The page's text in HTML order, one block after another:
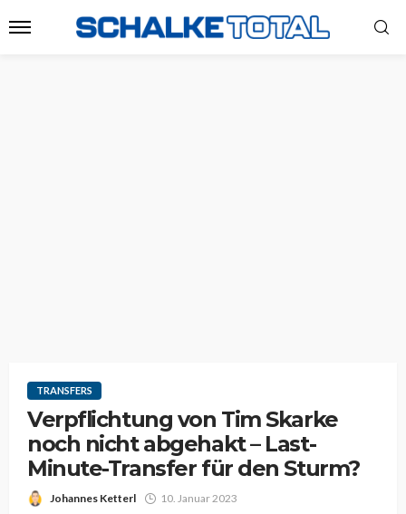
TRANSFERS
Verpflichtung von Tim Skarke
noch nicht abgehakt – Last-
Minute-Transfer für den Sturm?
Johannes Ketterl 10. Januar 2023